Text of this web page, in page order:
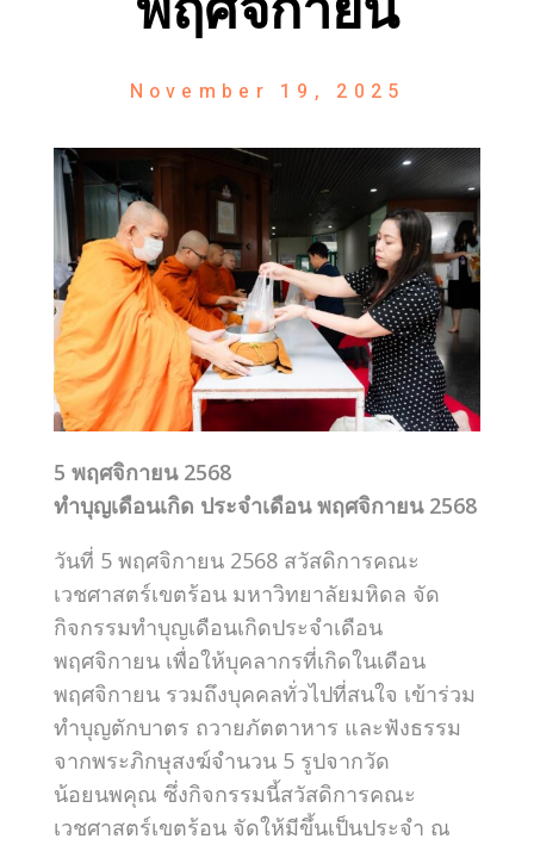
November 19, 2025
5 พฤศจิกายน 2568
ทำบุญเดือนเกิด ประจำเดือน พฤศจิกายน 2568
วันที่ 5 พฤศจิกายน 2568 สวัสดิการคณะ
เวชศาสตร์เขตร้อน มหาวิทยาลัยมหิดล จัด
กิจกรรมทำบุญเดือนเกิดประจำเดือน
พฤศจิกายน เพื่อให้บุคลากรที่เกิดในเดือน
พฤศจิกายน รวมถึงบุคคลทั่วไปที่สนใจ เข้าร่วม
ทำบุญตักบาตร ถวายภัตตาหาร และฟังธรรม
จากพระภิกษุสงฆ์จำนวน 5 รูปจากวัด
น้อยนพคุณ ซึ่งกิจกรรมนี้สวัสดิการคณะ
เวชศาสตร์เขตร้อน จัดให้มีขึ้นเป็นประจำ ณ